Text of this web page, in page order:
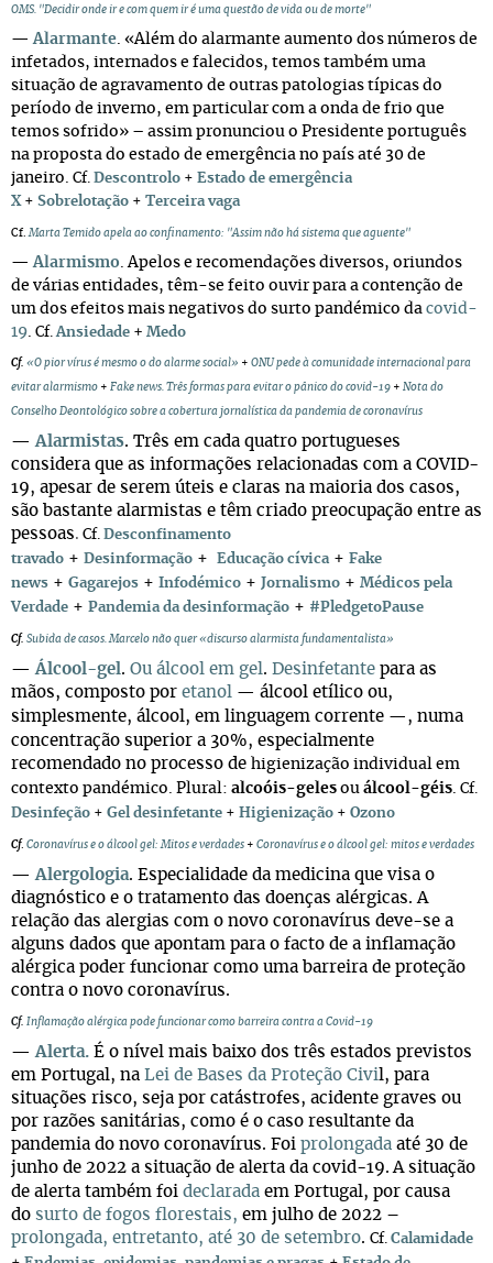
OMS. "Decidir onde ir e com quem ir é uma questão de vida ou de morte"
— Alarmante. «Além do alarmante aumento dos números de
infetados, internados e falecidos, temos também uma
situação de agravamento de outras patologias típicas do
período de inverno, em particular com a onda de frio que
temos sofrido» – assim pronunciou o Presidente português
na proposta do estado de emergência no país até 30 de
janeiro. Cf. Descontrolo + Estado de emergência
X + Sobrelotação + Terceira vaga
Cf.Marta Temido apela ao confinamento: "Assim não há sistema que aguente"
— Alarmismo. Apelos e recomendações diversos, oriundos
de várias entidades, têm-se feito ouvir para a contenção de
um dos efeitos mais negativos do surto pandémico da covid-
19. Cf.Ansiedade + Medo
Cf. «O pior vírus é mesmo o do alarme social» + ONU pede à comunidade internacional para
evitar alarmismo + Fake news. Três formas para evitar o pânico do covid-19 + Nota do
Conselho Deontológico sobre a cobertura jornalística da pandemia de coronavírus
—Alarmistas. Três em cada quatro portugueses
considera que as informações relacionadas com a COVID-
19, apesar de serem úteis e claras na maioria dos casos,
são bastante alarmistas e têm criado preocupação entre as
pessoas. Cf. Desconfinamento
travado + Desinformação + Educação cívica + Fake
news + Gagarejos + Infodémico + Jornalismo + Médicos pela
Verdade + Pandemia da desinformação + #PledgetoPause
Cf. Subida de casos. Marcelo não quer «discurso alarmista fundamentalista»
— Álcool-gel. Ou álcool em gel. Desinfetante para as
mãos, composto por etanol — álcool etílico ou,
simplesmente, álcool, em linguagem corrente — , numa
concentração superior a 30%, especialmente
recomendado no processo de higienização individual em
contexto pandémico. Plural: alcoóis-geles ou álcool-géis. Cf.
Desinfeção + Gel desinfetante + Higienização + Ozono
Cf. Coronavírus e o álcool gel: Mitos e verdades + Coronavírus e o álcool gel: mitos e verdades
—Alergologia. Especialidade da medicina que visa o
diagnóstico e o tratamento das doenças alérgicas. A
relação das alergias com o novo coronavírus deve-se a
alguns dados que apontam para o facto de a inflamação
alérgica poder funcionar como uma barreira de proteção
contra o novo coronavírus.
Cf. Inflamação alérgica pode funcionar como barreira contra a Covid-19
— Alerta. É o nível mais baixo dos três estados previstos
em Portugal, na Lei de Bases da Proteção Civil, para
situações risco, seja por catástrofes, acidente graves ou
por razões sanitárias, como é o caso resultante da
pandemia do novo coronavírus. Foi prolongada até 30 de
junho de 2022 a situação de alerta da covid-19. A situação
de alerta também foi declarada em Portugal, por causa
do surto de fogos florestais, em julho de 2022 –
prolongada, entretanto, até 30 de setembro. Cf. Calamidade